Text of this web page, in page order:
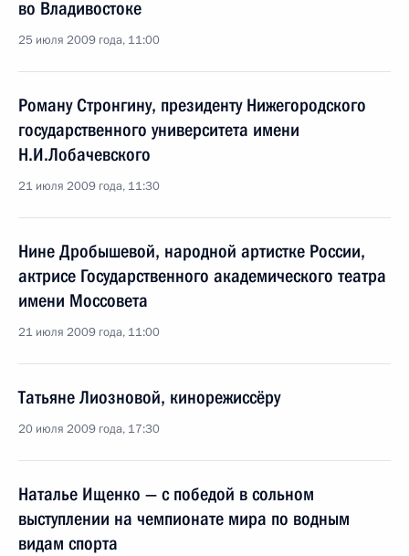
во Владивостоке
25 июля 2009 года, 11:00
Роману Стронгину, президенту Нижегородского
государственного университета имени
Н.И.Лобачевского
21 июля 2009 года, 11:30
Нине Дробышевой, народной артистке России,
актрисе Государственного академического театра
имени Моссовета
21 июля 2009 года, 11:00
Татьяне Лиозновой, кинорежиссёру
20 июля 2009 года, 17:30
Наталье Ищенко — с победой в сольном
выступлении на чемпионате мира по водным
видам спорта